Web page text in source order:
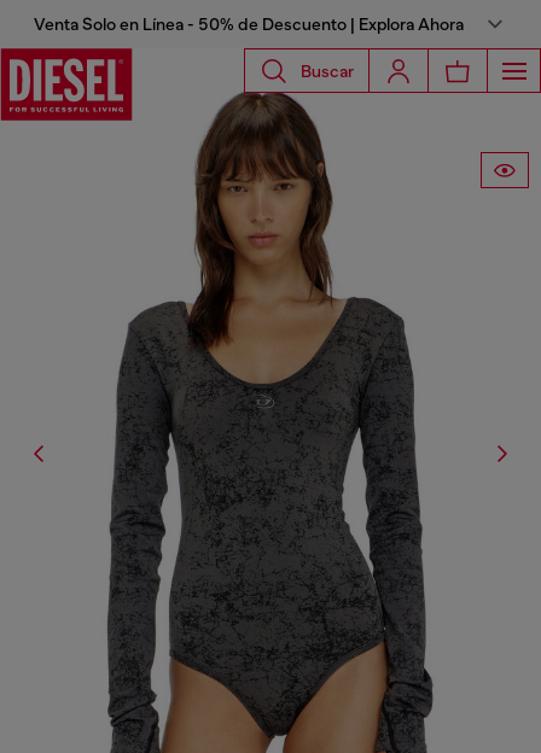
Venta Solo en Línea - 50% de Descuento | Explora Ahora
Buscar